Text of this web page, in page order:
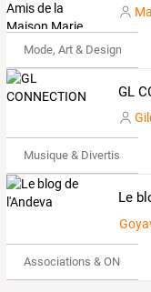
Mode, Art & Design
GL
Musique &
Le
Associations & ONG